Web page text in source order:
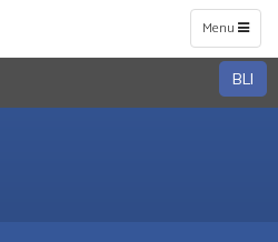
Toggle
navigation
Menu
BLI